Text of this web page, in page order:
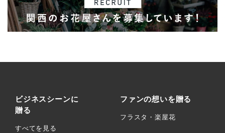
ビジネスシーンに
贈る
すべてを見る
ファンの想いを贈る
フラスタ・楽屋花